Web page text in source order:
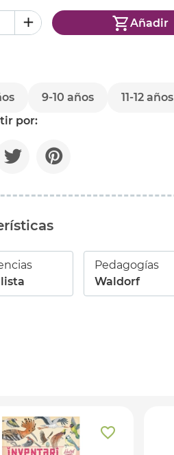
Añadir
9-10 años
11-12 años
por:
Pedagogías
Waldorf